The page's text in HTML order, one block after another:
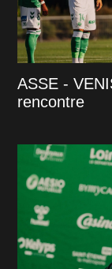
ASSE -
rencontre